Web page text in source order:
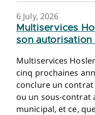
6 July, 2026
Multiservices
son autorisation
Multiservices
cinq prochaines
conclure un
ou un sous-contrat
municipal, et ce,